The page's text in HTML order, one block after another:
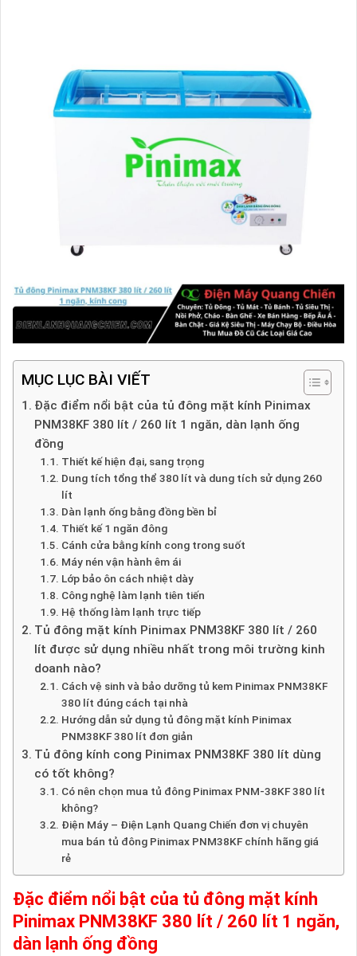
MỤC LỤC BÀI VIẾT
Đặc điểm nổi bật của tủ đông mặt kính Pinimax
PNM38KF 380 lít / 260 lít 1 ngăn, dàn lạnh ống
đồng
Thiết kế hiện đại, sang trọng
Dung tích tổng thể 380 lít và dung tích sử dụng 260
lít
Dàn lạnh ống bằng đồng bền bỉ
Thiết kế 1 ngăn đông
Cánh cửa bằng kính cong trong suốt
Máy nén vận hành êm ái
Lớp bảo ôn cách nhiệt dày
Công nghệ làm lạnh tiên tiến
Hệ thống làm lạnh trực tiếp
Tủ đông mặt kính Pinimax PNM38KF 380 lít / 260
lít được sử dụng nhiều nhất trong môi trường kinh
doanh nào?
Cách vệ sinh và bảo dưỡng tủ kem Pinimax PNM38KF
380 lít đúng cách tại nhà
Hướng dẫn sử dụng tủ đông mặt kính Pinimax
PNM38KF 380 lít đơn giản
Tủ đông kính cong Pinimax PNM38KF 380 lít dùng
có tốt không?
Có nên chọn mua tủ đông Pinimax PNM-38KF 380 lít
không?
Điện Máy – Điện Lạnh Quang Chiến đơn vị chuyên
mua bán tủ đông Pinimax PNM38KF chính hãng giá
rẻ
Đặc điểm nổi bật của tủ đông mặt kính
Pinimax PNM38KF 380 lít / 260 lít 1 ngăn,
dàn lạnh ống đồng